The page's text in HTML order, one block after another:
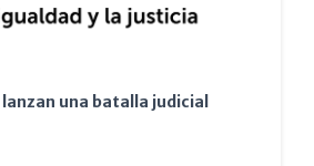
una batalla judicial